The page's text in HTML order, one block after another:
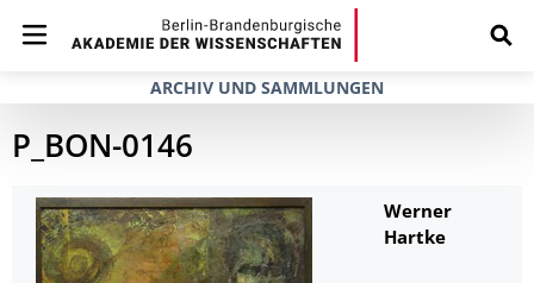
ARCHIV UND SAMMLUNGEN
P_BON-0146
Werner
Hartke